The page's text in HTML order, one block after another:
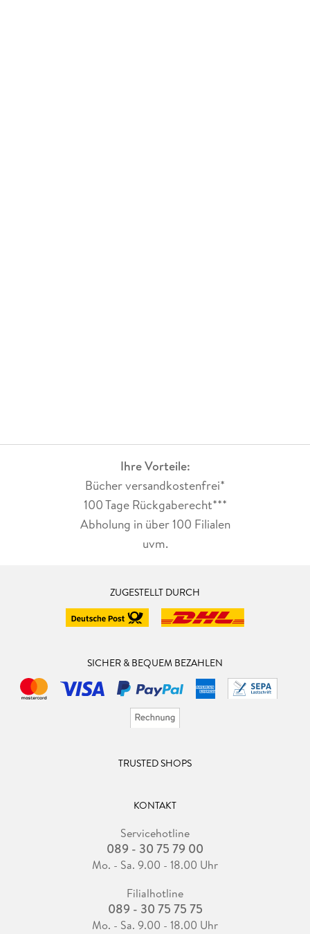
Ihre Vorteile:
Bücher versandkostenfrei*
100 Tage Rückgaberecht***
Abholung in über 100 Filialen
uvm.
ZUGESTELLT DURCH
SICHER & BEQUEM BEZAHLEN
TRUSTED SHOPS
KONTAKT
Servicehotline
089 - 30 75 79 00
Mo. - Sa. 9.00 - 18.00 Uhr
Filialhotline
089 - 30 75 75 75
Mo. - Sa. 9.00 - 18.00 Uhr